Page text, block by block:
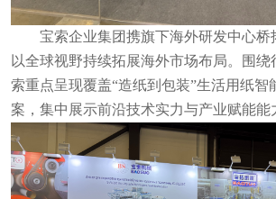
宝索企业集团携旗下海外研发中心桥
以全球视野持续拓展海外市场布局。围绕
索重点呈现覆盖“造纸到包装”生活用纸智
案，集中展示前沿技术实力与产业赋能能